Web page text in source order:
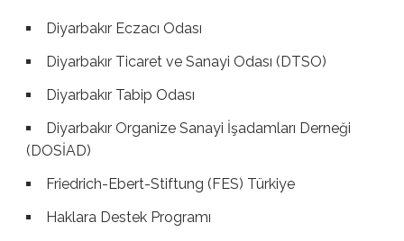
Diyarbakır Eczacı Odası
Diyarbakır Ticaret ve Sanayi Odası (DTSO)
Diyarbakır Tabip Odası
Diyarbakır Organize Sanayi İşadamları Derneği
(DOSİAD)
Friedrich-Ebert-Stiftung (FES) Türkiye
Haklara Destek Programı